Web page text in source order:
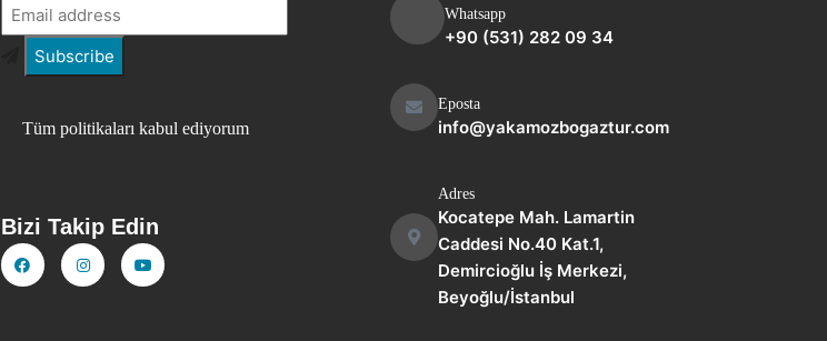
Tüm politikaları kabul ediyorum
Bizi Takip Edin
Whatsapp
+90 (531) 282 09 34
Eposta
info@yakamozbogaztur.com
Adres
Kocatepe Mah. Lamartin
Caddesi No.40 Kat.1,
Demircioğlu İş Merkezi,
Beyoğlu/İstanbul